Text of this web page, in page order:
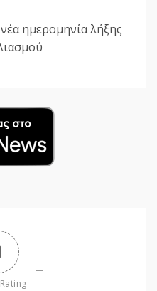
ημερομηνία λήξης